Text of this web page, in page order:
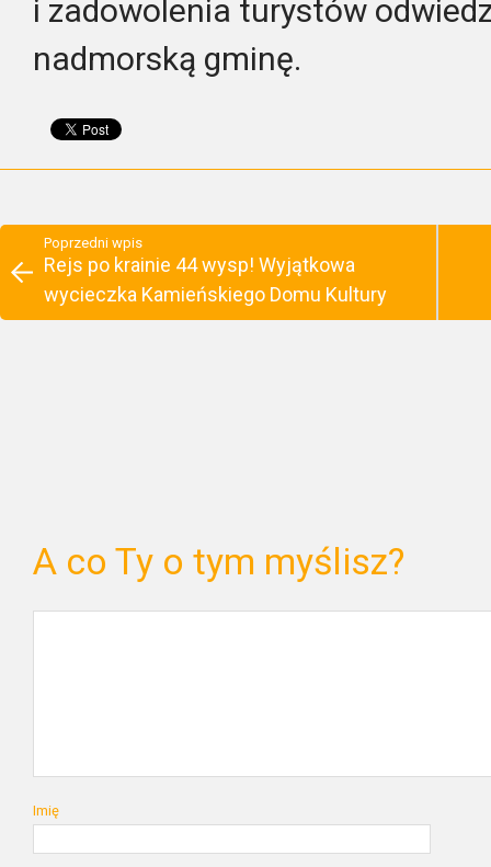
i zadowolenia turystów
nadmorską gminę.
Poprzedni wpis
Rejs po krainie 44 wysp! Wyjątkowa
wycieczka Kamieńskiego Domu Kultury
A co Ty o tym myślisz?
Imię